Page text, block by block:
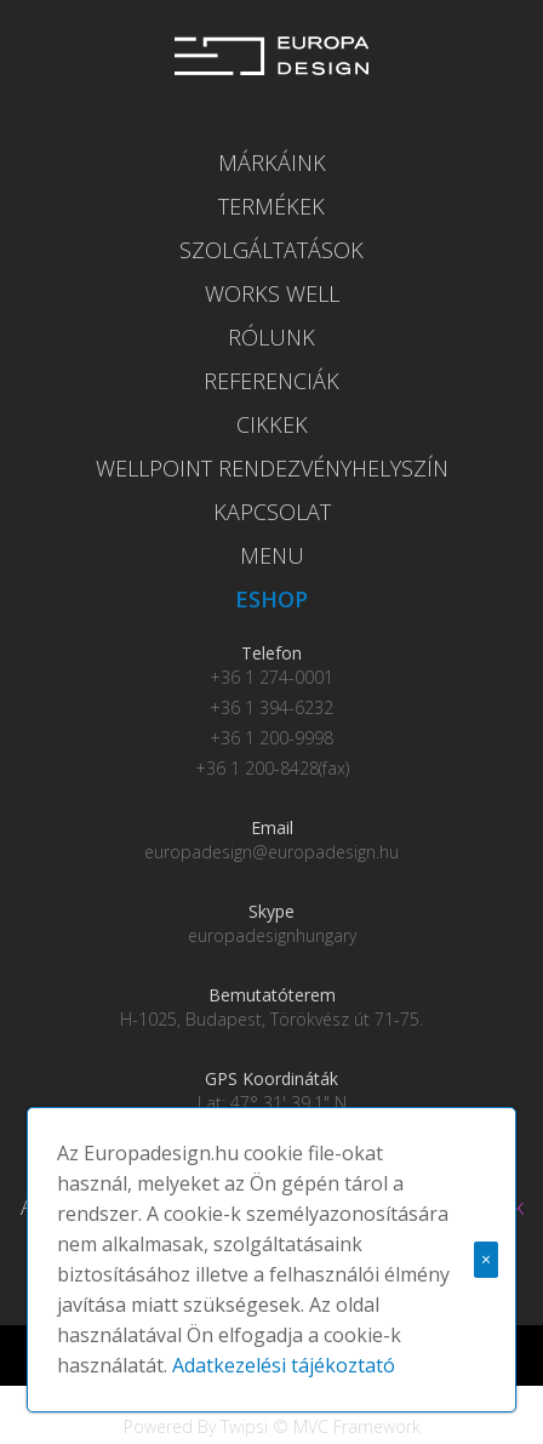
MÁRKÁINK
TERMÉKEK
SZOLGÁLTATÁSOK
WORKS WELL
RÓLUNK
REFERENCIÁK
CIKKEK
WELLPOINT RENDEZVÉNYHELYSZÍN
KAPCSOLAT
MENU
ESHOP
Telefon
+36 1 274-0001
+36 1 394-6232
+36 1 200-9998
+36 1 200-8428(fax)
Email
europadesign@europadesign.hu
Skype
europadesignhungary
Bemutatóterem
H-1025, Budapest, Törökvész út 71-75.
GPS Koordináták
Lat: 47° 31' 39.1" N
Adatkezelési tájékoztató|Social média csatornáink
Az Europadesign.hu cookie file-okat
használ, melyeket az Ön gépén tárol a
rendszer. A cookie-k személyazonosítására
nem alkalmasak, szolgáltatásaink
biztosításához illetve a felhasználói élmény
javítása miatt szükségesek. Az oldal
használatával Ön elfogadja a cookie-k
használatát.Adatkezelési tájékoztató
×
Europadesign © 2021 EUROPA DESIGN | All rights reserved |
Powered By Twipsi © MVC Framework